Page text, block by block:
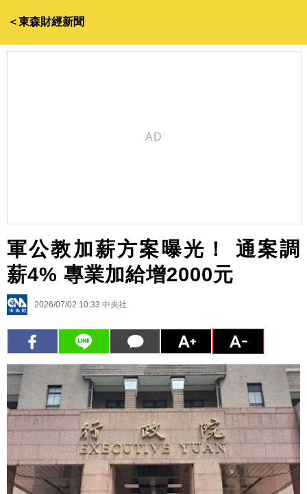
＜東森財經新聞
軍公教加薪方案曝光！ 通案調
薪4% 專業加給增2000元
2026/07/02 10:33 中央社